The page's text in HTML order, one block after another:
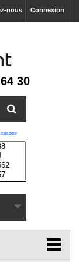
Connexion
nous
30